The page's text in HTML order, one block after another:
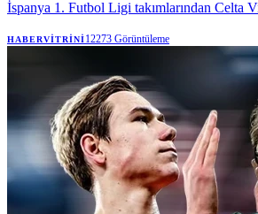
İspanya 1. Futbol Ligi takımlarından Celta
HABERVITRINI12273 Görüntüleme